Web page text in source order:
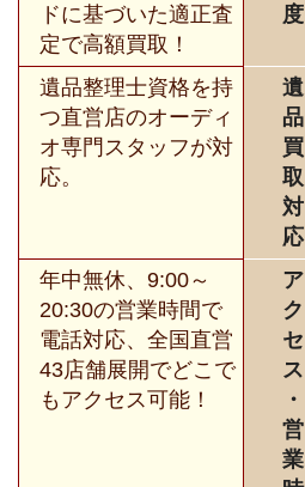
ドに基づいた適正査
定で高額買取！
度
遺品整理士資格を持
つ直営店のオーディ
オ専門スタッフが対
応。
遺
品
買
取
対
応
年中無休、9:00～
20:30の営業時間で
電話対応、全国直営
43店舗展開でどこで
もアクセス可能！
ア
ク
セ
ス
・
営
業